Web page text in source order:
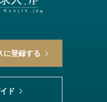
に登録する
ド